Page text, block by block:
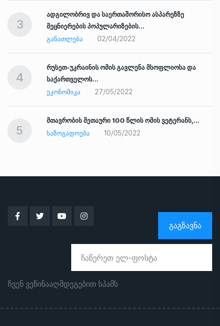
3
ადგილობრივ და საერთაშორისო ასპარეზზე
მეცნიერების პოპულარიზების…
ᲒᲐᲜᲐᲗᲚᲔᲑᲐ
02/04/2022
4
რუსეთ-უკრაინის ომის გავლენა მსოფლიოსა და
საქართველოს…
ᲔᲙᲝᲜᲝᲛᲘᲙᲐ
27/05/2022
5
მთავრობის მეთაური 100 წლის ომის ვეტერანს,…
ᲡᲐᲖᲝᲒᲐᲓᲝᲔᲑᲐ
10/05/2022
ᲒᲐᲒᲖᲐᲕᲜᲐ
ჩვენ ვეწინააღმდეგებით სპამს